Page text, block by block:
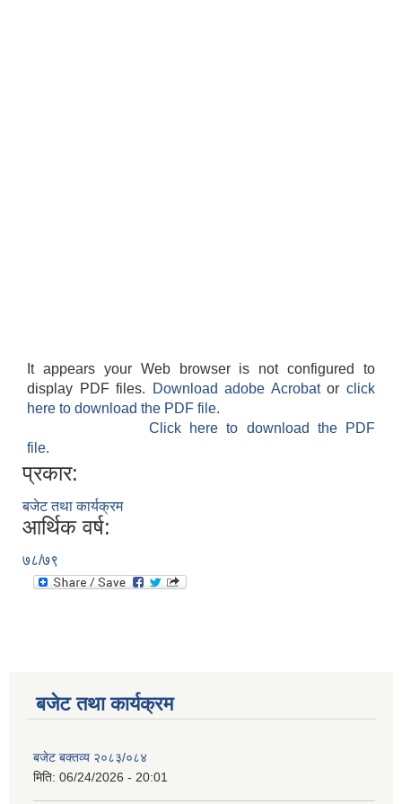
It appears your Web browser is not configured to
display PDF files.
Download adobe Acrobatorclick
here to download the PDF file.
Click here to download the PDF
file.
प्रकार:
बजेट तथा कार्यक्रम
आर्थिक वर्ष:
७८/७९
बजेट तथा कार्यक्रम
बजेट बक्तव्य २०८३/०८४
मिति: 06/24/2026 - 20:01